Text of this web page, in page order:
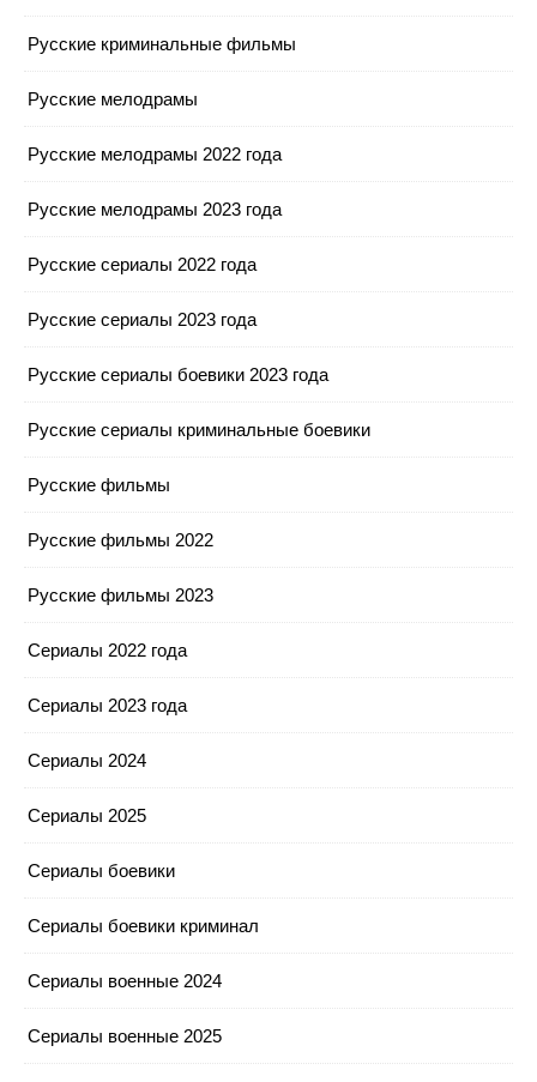
Русские криминальные фильмы
Русские мелодрамы
Русские мелодрамы 2022 года
Русские мелодрамы 2023 года
Русские сериалы 2022 года
Русские сериалы 2023 года
Русские сериалы боевики 2023 года
Русские сериалы криминальные боевики
Русские фильмы
Русские фильмы 2022
Русские фильмы 2023
Сериалы 2022 года
Сериалы 2023 года
Сериалы 2024
Сериалы 2025
Сериалы боевики
Сериалы боевики криминал
Сериалы военные 2024
Сериалы военные 2025